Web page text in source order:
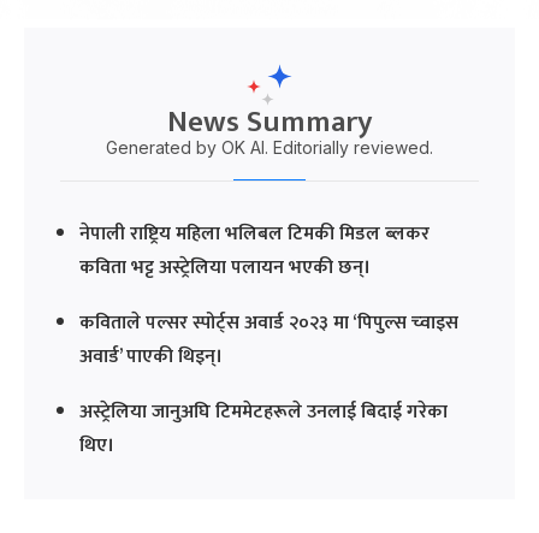
News Summary
Generated by OK AI. Editorially reviewed.
नेपाली राष्ट्रिय महिला भलिबल टिमकी मिडल ब्लकर
कविता भट्ट अस्ट्रेलिया पलायन भएकी छन्।
कविताले पल्सर स्पोर्ट्स अवार्ड २०२३ मा ‘पिपुल्स च्वाइस
अवार्ड’ पाएकी थिइन्।
अस्ट्रेलिया जानुअघि टिममेटहरूले उनलाई बिदाई गरेका
थिए।